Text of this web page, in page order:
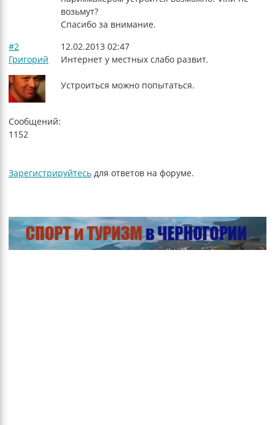
возьмут?
Спасибо за внимание.
#2
12.02.2013 02:47
Григорий
Сообщений:
1152
Интернет у местных слабо развит.
Устроиться можно попытаться.
Зарегистрируйтесь для ответов на форуме.